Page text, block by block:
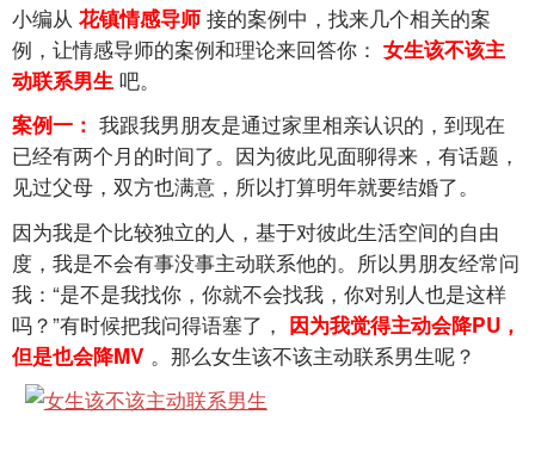
小编从 花镇情感导师 接的案例中，找来几个相关的案
例，让情感导师的案例和理论来回答你： 女生该不该主
动联系男生 吧。
案例一： 我跟我男朋友是通过家里相亲认识的，到现在
已经有两个月的时间了。因为彼此见面聊得来，有话题，
见过父母，双方也满意，所以打算明年就要结婚了。
因为我是个比较独立的人，基于对彼此生活空间的自由
度，我是不会有事没事主动联系他的。所以男朋友经常问
我：“是不是我找你，你就不会找我，你对别人也是这样
吗？”有时候把我问得语塞了， 因为我觉得主动会降PU，
但是也会降MV 。那么女生该不该主动联系男生呢？